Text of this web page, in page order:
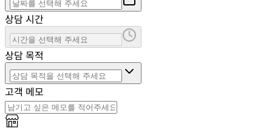
상담 시간
상담 목적
고객 메모